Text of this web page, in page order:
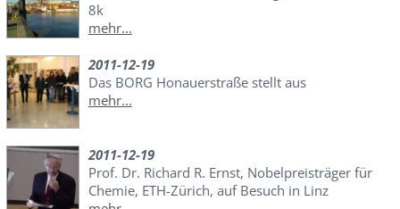
8k
mehr...
2011-12-19
Das BORG Honauerstraße stellt aus
mehr...
2011-12-19
Prof. Dr. Richard R. Ernst, Nobelpreisträger für
Chemie, ETH-Zürich, auf Besuch in Linz